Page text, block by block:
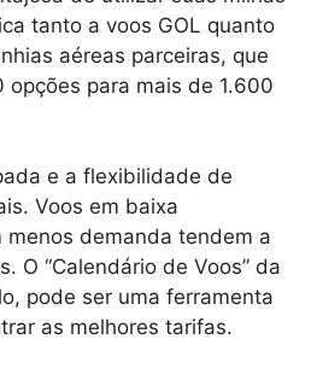
tanto a voos GOL quanto
aéreas parceiras, que
opções para mais de 1.600
e a flexibilidade de
Voos em baixa
menos demanda tendem a
O “Calendário de Voos” da
pode ser uma ferramenta
as melhores tarifas.